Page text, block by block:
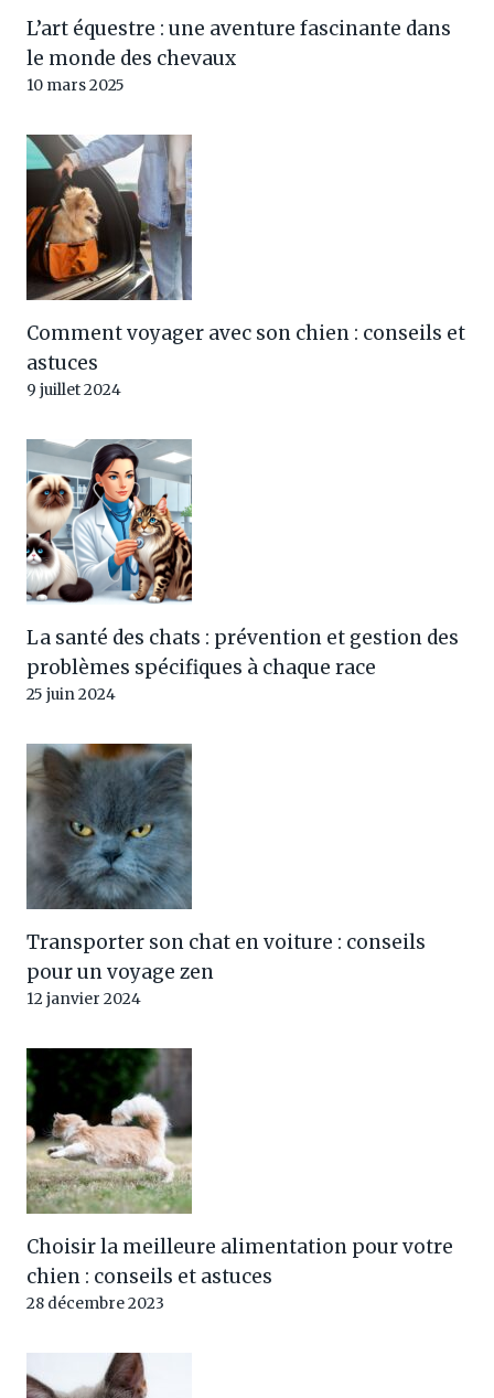
L’art équestre : une aventure fascinante dans
le monde des chevaux
10 mars 2025
Comment voyager avec son chien : conseils et
astuces
9 juillet 2024
La santé des chats : prévention et gestion des
problèmes spécifiques à chaque race
25 juin 2024
Transporter son chat en voiture : conseils
pour un voyage zen
12 janvier 2024
Choisir la meilleure alimentation pour votre
chien : conseils et astuces
28 décembre 2023